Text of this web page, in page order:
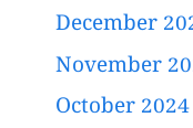
December
November
October 2024